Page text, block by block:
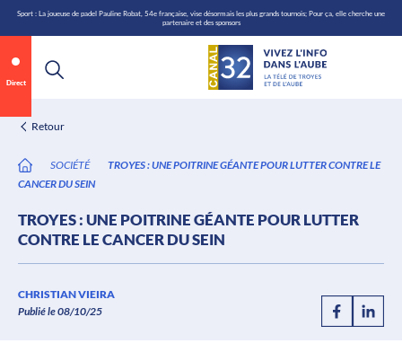
Aller
au
contenu
Sport : La joueuse de padel Pauline Robat, 54e française, vise désormais les plus grands tournois; Pour ça, elle cherche une
partenaire et des sponsors
Direct
Retour
SOCIÉTÉ
TROYES : UNE POITRINE GÉANTE POUR LUTTER CONTRE LE
CANCER DU SEIN
TROYES : UNE POITRINE GÉANTE POUR LUTTER
CONTRE LE CANCER DU SEIN
CHRISTIAN VIEIRA
Publié le 08/10/25
0:06 / 0:12